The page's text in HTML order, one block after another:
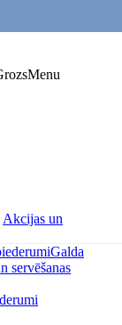
Menu
Akcijas un
Galda
servēšanas